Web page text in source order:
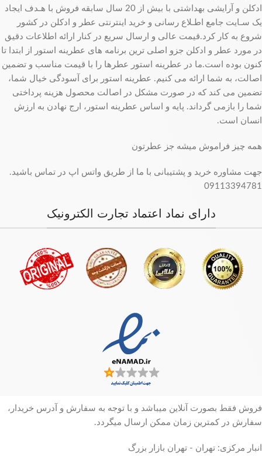
ادکلن و آرایشی بهداشتی با بیش از 20 سال سابقه فروش با هـدف ایجاد
یک سـایت جامع اطـلاع رسانی و خرید اینترنتی عطر و ادکلن در کشور
شروع به کار کرد.قیمت عالی و ارسال سریع در کنار ارائه اطلاعات دقیق
در مورد عطر و ادکلن جزو اصلی ترین برنامه های عطرینه استور از ابتدا تا
کنون بوده است.ما در عطرینه استور عطرها را با قیمت مناسب و تضمین
اصالت، به شما ارائه می کنیم. عطرینه استور برای آسودگی خیال شما،
تضمین می کند که در صورت مشکل در اصالت محصول هزینه پرداختی
شما را بازمی گرداند. پایه و اساس عطرینه استور، ارج نهادن به ارزش
انسان است.
همه چیز فراموش میشه جز عطرتون
جهت مشاوره خرید و پشتیبانی با ما از طریق واتس اپ در تماس باشید.
09113394781
دارای نماد اعتماد تجارت الکترونیک
فروش فقط بصورت آنلاین میباشد و با توجه به سفارش و آدرس خریدار،
سفارش در کمترین زمان ممکن ارسال میگردد.
انبار مرکزی: تهران - تهران بازار بزرگ